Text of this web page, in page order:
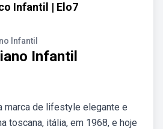
Infantil | Elo7
Infantil
Infantil
marca de lifestyle elegante e
toscana, itália, em 1968, e hoje